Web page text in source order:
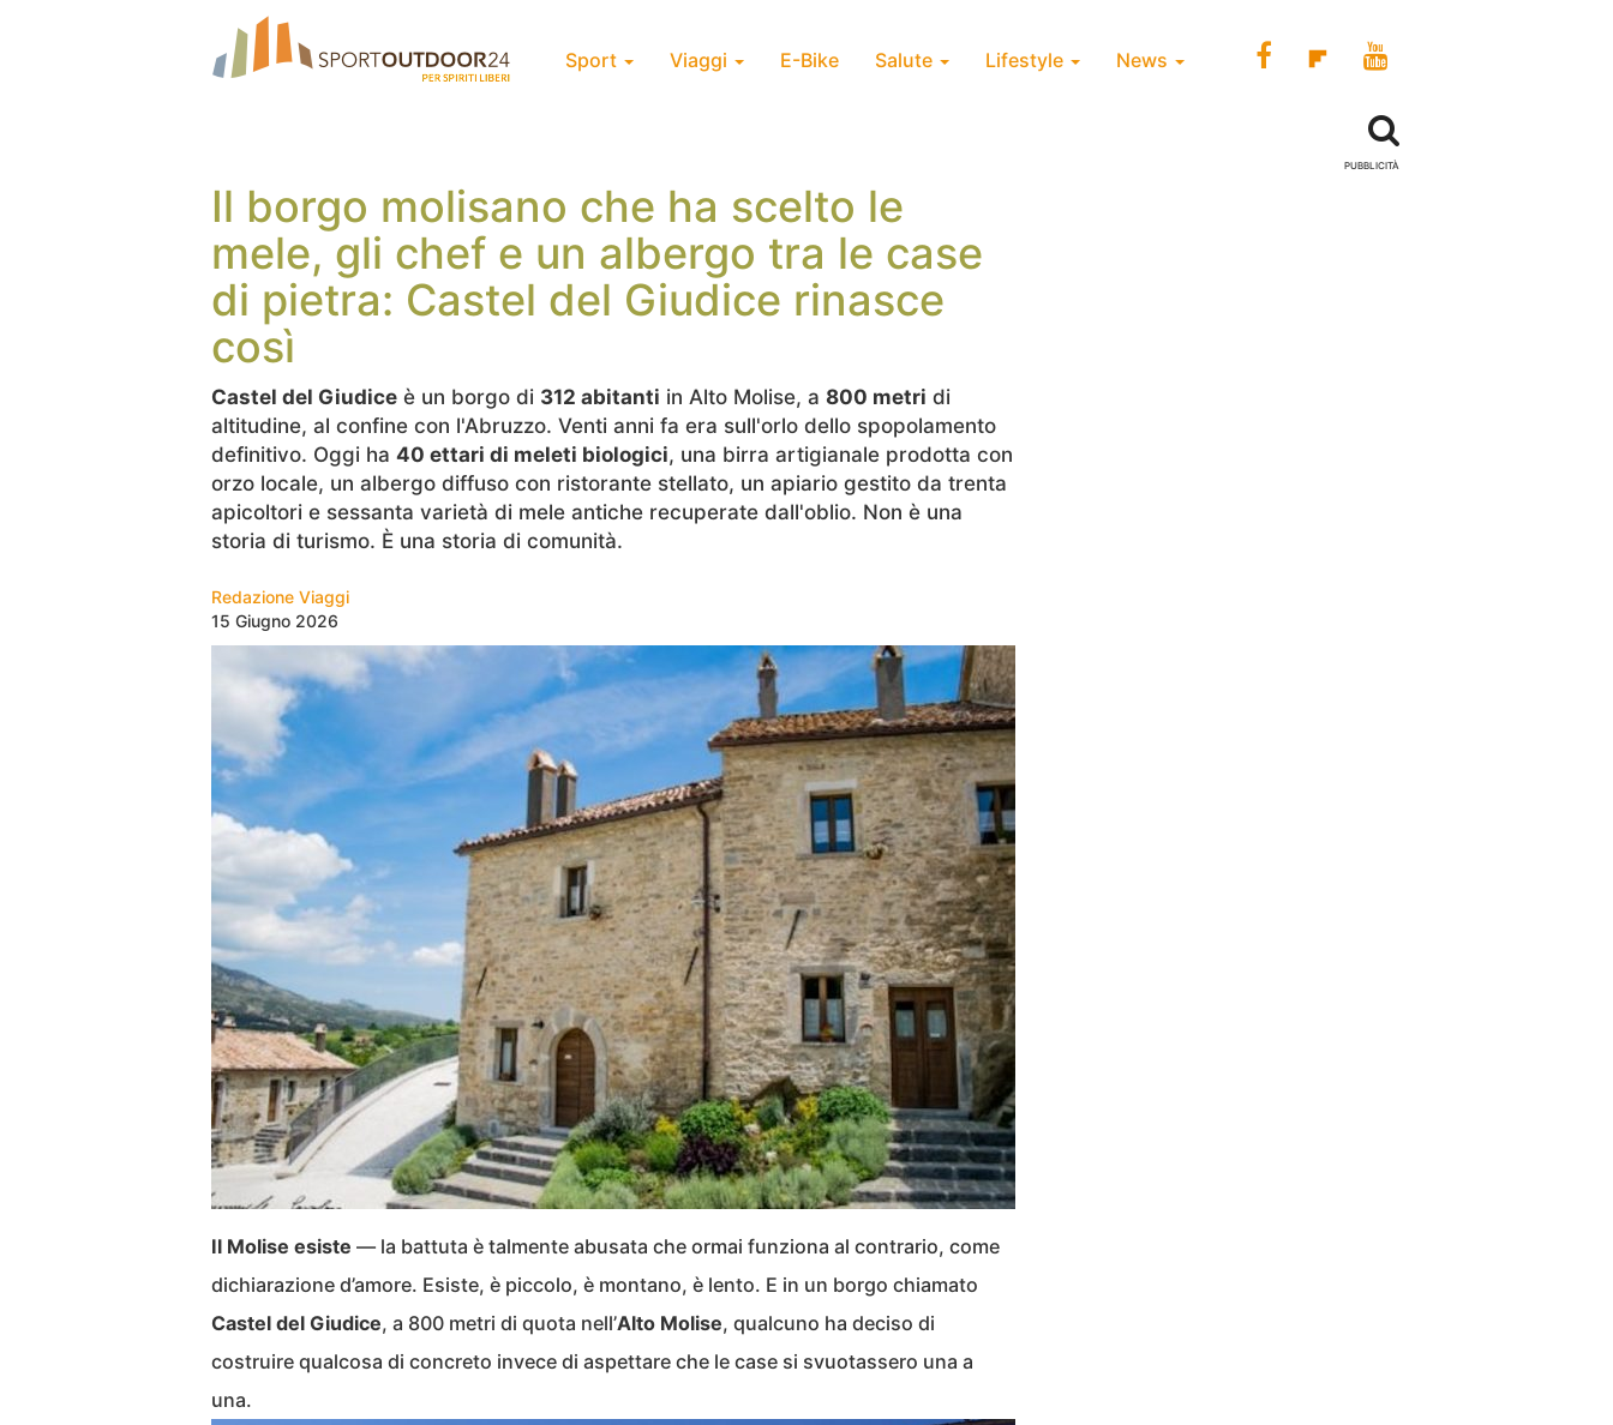
Sport Viaggi E-Bike Salute Lifestyle News
Il borgo molisano che ha scelto le
mele, gli chef e un albergo tra le case
di pietra: Castel del Giudice rinasce
così
Castel del Giudice è un borgo di 312 abitanti in Alto Molise, a 800 metri di
altitudine, al confine con l'Abruzzo. Venti anni fa era sull'orlo dello spopolamento
definitivo. Oggi ha 40 ettari di meleti biologici, una birra artigianale prodotta con
orzo locale, un albergo diffuso con ristorante stellato, un apiario gestito da trenta
apicoltori e sessanta varietà di mele antiche recuperate dall'oblio. Non è una
storia di turismo. È una storia di comunità.
Redazione Viaggi
15 Giugno 2026
Il Molise esiste — la battuta è talmente abusata che ormai funziona al contrario, come
dichiarazione d’amore. Esiste, è piccolo, è montano, è lento. E in un borgo chiamato
Castel del Giudice, a 800 metri di quota nell’Alto Molise, qualcuno ha deciso di
costruire qualcosa di concreto invece di aspettare che le case si svuotassero una a
una.
PUBBLICITÀ